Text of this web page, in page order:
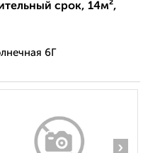
срок, 14м²,
6Г
›